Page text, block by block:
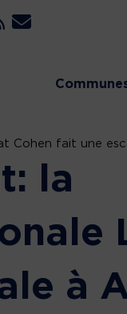
Cohen fait une
la
à